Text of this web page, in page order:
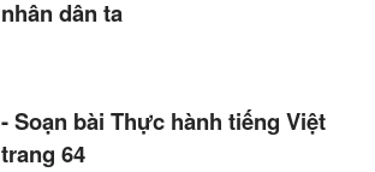
nhân dân ta
- Soạn bài Thực hành tiếng Việt
trang 64